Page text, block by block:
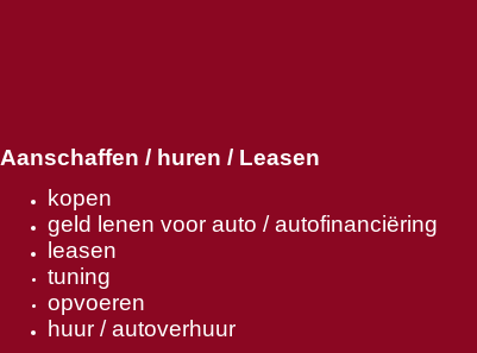
Aanschaffen / huren / Leasen
kopen
geld lenen voor auto / autofinanciëring
leasen
tuning
opvoeren
huur / autoverhuur